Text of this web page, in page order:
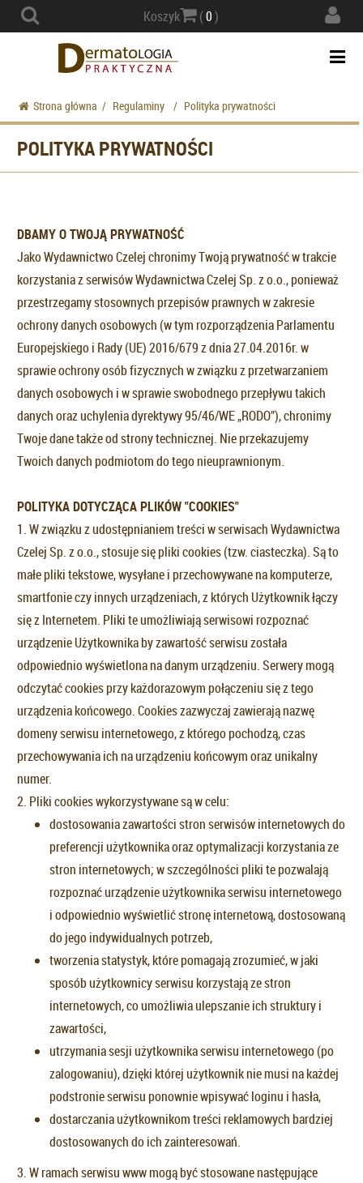
Koszyk (0)
Strona główna / Regulaminy / Polityka prywatności
POLITYKA PRYWATNOŚCI
DBAMY O TWOJĄ PRYWATNOŚĆ
Jako Wydawnictwo Czelej chronimy Twoją prywatność w trakcie
korzystania z serwisów Wydawnictwa Czelej Sp. z o.o., ponieważ
przestrzegamy stosownych przepisów prawnych w zakresie
ochrony danych osobowych (w tym rozporządzenia Parlamentu
Europejskiego i Rady (UE) 2016/679 z dnia 27.04.2016r. w
sprawie ochrony osób fizycznych w związku z przetwarzaniem
danych osobowych i w sprawie swobodnego przepływu takich
danych oraz uchylenia dyrektywy 95/46/WE „RODO”), chronimy
Twoje dane także od strony technicznej. Nie przekazujemy
Twoich danych podmiotom do tego nieuprawnionym.
POLITYKA DOTYCZĄCA PLIKÓW "COOKIES"
1. W związku z udostępnianiem treści w serwisach Wydawnictwa
Czelej Sp. z o.o., stosuje się pliki cookies (tzw. ciasteczka). Są to
małe pliki tekstowe, wysyłane i przechowywane na komputerze,
smartfonie czy innych urządzeniach, z których Użytkownik łączy
się z Internetem. Pliki te umożliwiają serwisowi rozpoznać
urządzenie Użytkownika by zawartość serwisu została
odpowiednio wyświetlona na danym urządzeniu. Serwery mogą
odczytać cookies przy każdorazowym połączeniu się z tego
urządzenia końcowego. Cookies zazwyczaj zawierają nazwę
domeny serwisu internetowego, z którego pochodzą, czas
przechowywania ich na urządzeniu końcowym oraz unikalny
numer.
2. Pliki cookies wykorzystywane są w celu:
dostosowania zawartości stron serwisów internetowych do
preferencji użytkownika oraz optymalizacji korzystania ze
stron internetowych; w szczególności pliki te pozwalają
rozpoznać urządzenie użytkownika serwisu internetowego
i odpowiednio wyświetlić stronę internetową, dostosowaną
do jego indywidualnych potrzeb,
tworzenia statystyk, które pomagają zrozumieć, w jaki
sposób użytkownicy serwisu korzystają ze stron
internetowych, co umożliwia ulepszanie ich struktury i
zawartości,
utrzymania sesji użytkownika serwisu internetowego (po
zalogowaniu), dzięki której użytkownik nie musi na każdej
podstronie serwisu ponownie wpisywać loginu i hasła,
dostarczania użytkownikom treści reklamowych bardziej
dostosowanych do ich zainteresowań.
3. W ramach serwisu www mogą być stosowane następujące